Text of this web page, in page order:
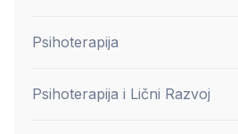
Psihoterapija
Psihoterapija i Lični Razvoj